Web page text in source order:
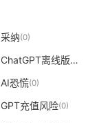
采纳(0)
(-1)
ChatGPT离线版使用教程
AI恐慌(0)
GPT充值风险(0)